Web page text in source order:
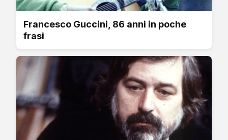
Francesco Guccini, 86 anni in poche
frasi